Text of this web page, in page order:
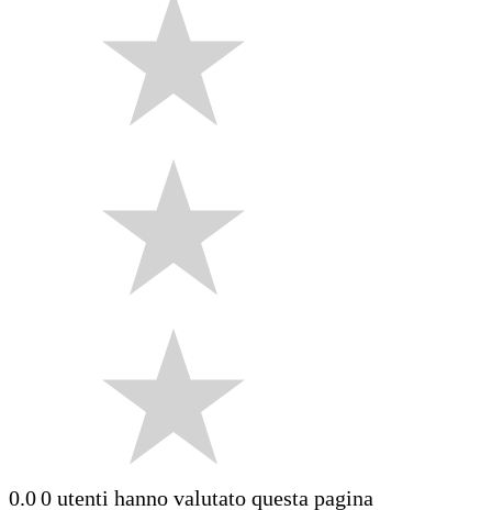
0.00 utenti hanno valutato questa pagina